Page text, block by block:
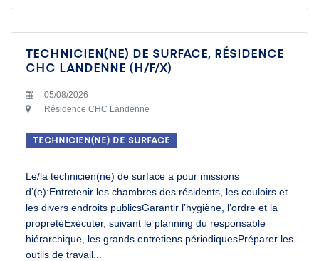
Technicien(ne) de surface, Résidence
CHC Landenne (H/F/X)
05/08/2026
Résidence CHC Landenne
Technicien(ne) de surface
Le/la technicien(ne) de surface a pour missions
d’(e):Entretenir les chambres des résidents, les couloirs et
les divers endroits publicsGarantir l’hygiène, l’ordre et la
propretéExécuter, suivant le planning du responsable
hiérarchique, les grands entretiens périodiquesPréparer les
outils de travail